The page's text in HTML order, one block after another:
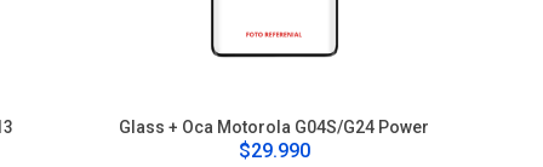
Glass + Oca Motorola G04S/G24 Power
$29.990